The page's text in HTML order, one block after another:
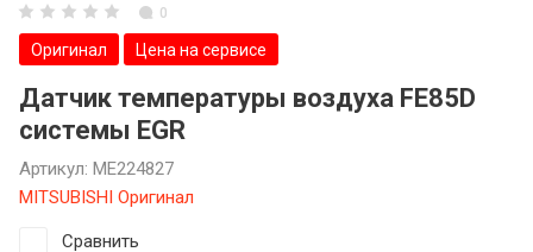
0
Оригинал Цена на сервисе
Датчик температуры воздуха FE85D
системы EGR
Артикул: ME224827
MITSUBISHI Оригинал
Сравнить